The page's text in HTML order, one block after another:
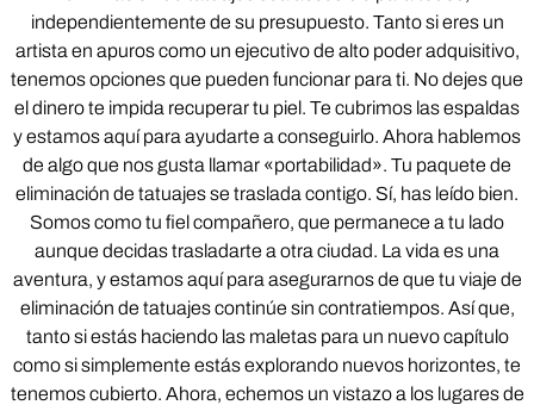
independientemente de su presupuesto. Tanto si eres un
artista en apuros como un ejecutivo de alto poder adquisitivo,
tenemos opciones que pueden funcionar para ti. No dejes que
el dinero te impida recuperar tu piel. Te cubrimos las espaldas
y estamos aquí para ayudarte a conseguirlo. Ahora hablemos
de algo que nos gusta llamar «portabilidad». Tu paquete de
eliminación de tatuajes se traslada contigo. Sí, has leído bien.
Somos como tu fiel compañero, que permanece a tu lado
aunque decidas trasladarte a otra ciudad. La vida es una
aventura, y estamos aquí para asegurarnos de que tu viaje de
eliminación de tatuajes continúe sin contratiempos. Así que,
tanto si estás haciendo las maletas para un nuevo capítulo
como si simplemente estás explorando nuevos horizontes, te
tenemos cubierto. Ahora, echemos un vistazo a los lugares de